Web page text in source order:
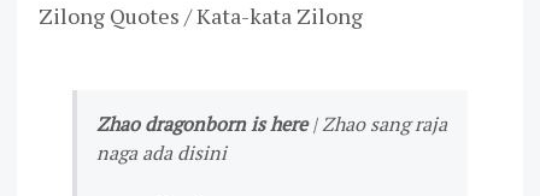
Zilong Quotes / Kata-kata Zilong
Zhao dragonborn is here| Zhao sang raja
naga ada disini